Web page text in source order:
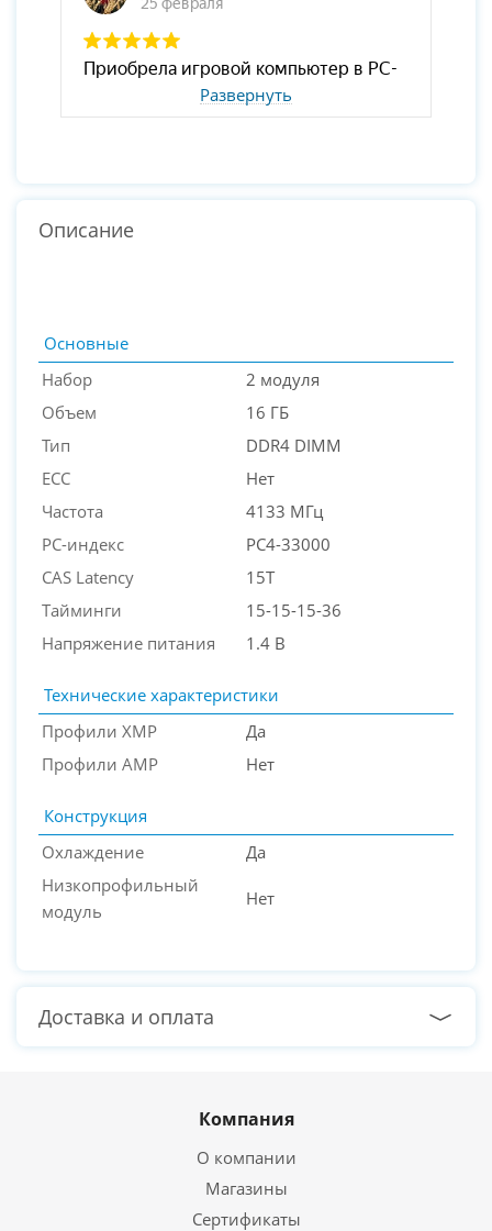
Развернуть
Описание
Основные
Набор
2 модуля
Объем
16 ГБ
Тип
DDR4 DIMM
ECC
Нет
Частота
4133 МГц
PC-индекс
PC4-33000
CAS Latency
15T
Тайминги
15-15-15-36
Напряжение питания
1.4 В
Технические характеристики
Профили XMP
Да
Профили AMP
Нет
Конструкция
Охлаждение
Да
Низкопрофильный
модуль
Нет
Доставка и оплата
Компания
О компании
Магазины
Сертификаты